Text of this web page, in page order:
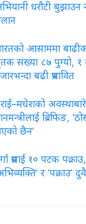
धरौटी
आसाममा
संख्या ८७ पुग्यो, १
बढी प्रभावित
अवस्थाबारे
ब्रिफिङ,
छैन’
प्रसाईं १० पटक
र ‘पक्राउ’